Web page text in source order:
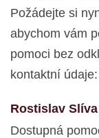
Požádejte si
abychom vám
pomoci bez
kontaktní údaje:
Rostislav Slíva
Dostupná